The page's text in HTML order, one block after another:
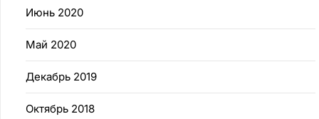
Июнь 2020
Май 2020
Декабрь 2019
Октябрь 2018